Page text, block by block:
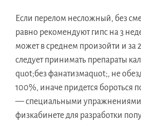
Если перелом несложный, без
равно рекомендуют гипс на 3
может в среднем произойти и за
следует принимать препараты
quot;без фанатизмаquot;, не
100%, иначе придется бороться
— специальными
физкабинете для разработки